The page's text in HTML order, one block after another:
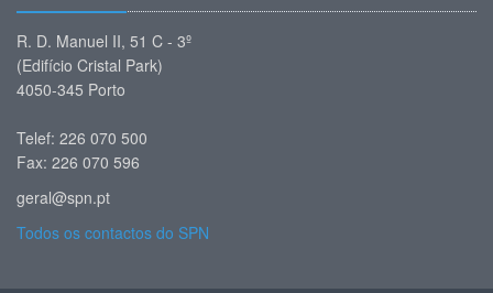
R. D. Manuel II, 51 C - 3º
(Edifício Cristal Park)
4050-345 Porto
Telef: 226 070 500
Fax: 226 070 596
geral@spn.pt
Todos os contactos do SPN